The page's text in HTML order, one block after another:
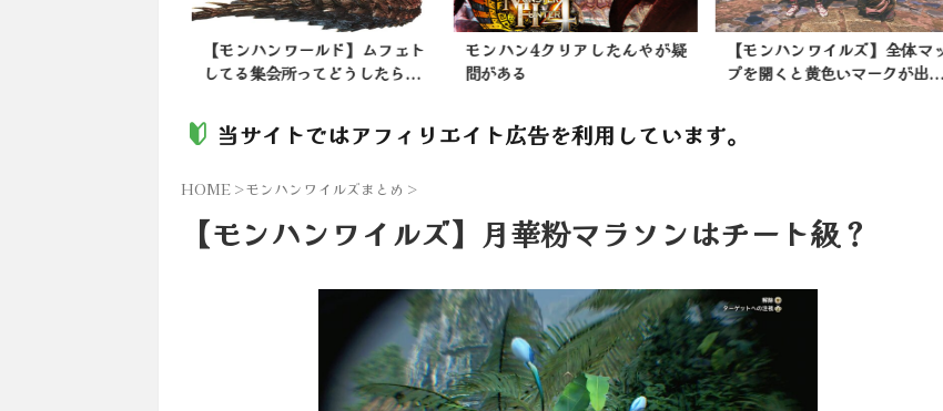
【モンハンワールド】ムフェト
してる集会所ってどうしたら...
モンハン4クリアしたんやが疑
問がある
【モンハンワイルズ】全体マッ
プを開くと黄色いマークが出...
当サイトではアフィリエイト広告を利用しています。
HOME >モンハンワイルズまとめ >
【モンハンワイルズ】月華粉マラソンはチート級？